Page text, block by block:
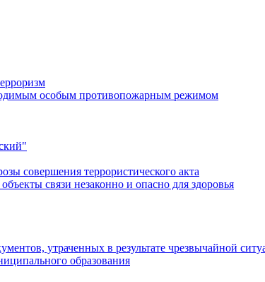
особым противопожарным режимом
совершения террористического акта
связи незаконно и опасно для здоровья
утраченных в результате чрезвычайной
образования